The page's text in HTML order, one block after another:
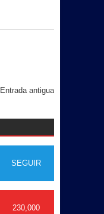
Entrada antigua
SEGUIR
230,000